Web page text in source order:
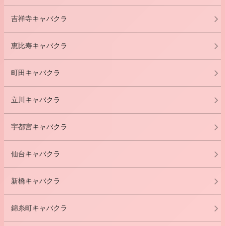
吉祥寺キャバクラ
恵比寿キャバクラ
町田キャバクラ
立川キャバクラ
宇都宮キャバクラ
仙台キャバクラ
新橋キャバクラ
錦糸町キャバクラ